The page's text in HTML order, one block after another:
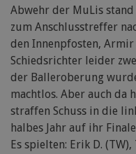
Abwehr der MuLis
zum Anschlusstreffer
den Innenpfosten,
Schiedsrichter leider
der Balleroberung
machtlos. Aber auch da
straffen Schuss in die
halbes Jahr auf ihr
Es spielten: Erik D.